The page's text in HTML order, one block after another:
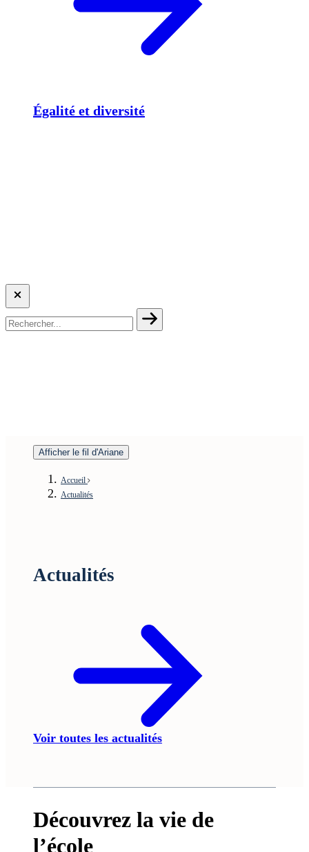
Égalité et diversité
Afficher le fil d'Ariane
Accueil
Actualités
Actualités
Voir toutes les actualités
Découvrez la vie de
l’école